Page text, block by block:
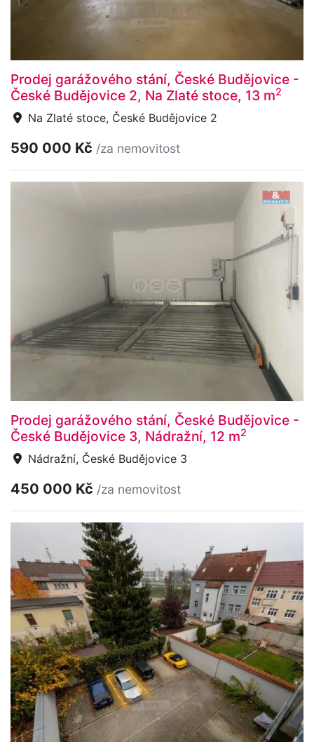
Prodej garážového stání, České Budějovice -
České Budějovice 2, Na Zlaté stoce, 13 m2
Na Zlaté stoce, České Budějovice 2
590 000 Kč /za nemovitost
Prodej garážového stání, České Budějovice -
České Budějovice 3, Nádražní, 12 m2
Nádražní, České Budějovice 3
450 000 Kč /za nemovitost